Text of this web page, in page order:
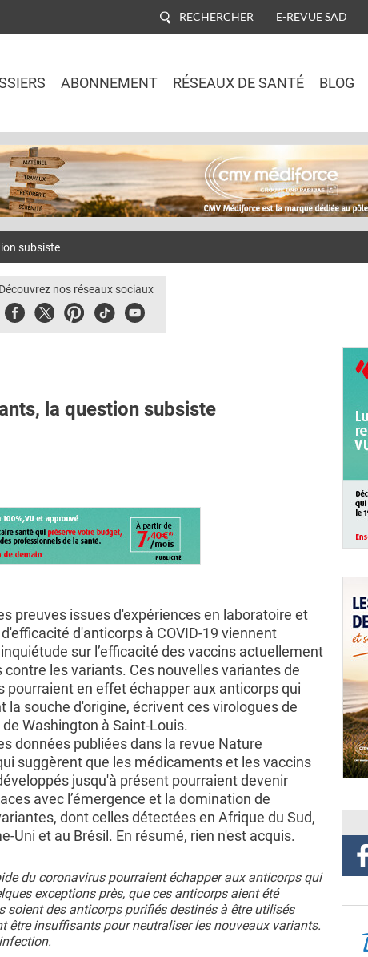
RECHERCHER E-REVUE SAD
ABONNEMENT RÉSEAUX DE SANTÉ BLOG
subsiste
Découvrez nos réseaux sociaux
FacebookTwitterPinterest
TiktokYoubute
la question subsiste
preuves issues d'expériences en laboratoire et
d'efficacité d'anticorps à COVID-19 viennent
sur l’efficacité des vaccins actuellement
contre les variants. Ces nouvelles variantes de
pourraient en effet échapper aux anticorps qui
la souche d'origine, écrivent ces virologues de
de Washington à Saint-Louis.
données publiées dans la revue Nature
suggèrent que les médicaments et les vaccins
jusqu'à présent pourraient devenir
avec l’émergence et la domination de
dont celles détectées en Afrique du Sud,
Uni et au Brésil. En résumé, rien n'est acquis.
du coronavirus pourraient échapper aux anticorps qui
exceptions près, que ces anticorps aient été
des anticorps purifiés destinés à être utilisés
être insuffisants pour neutraliser les nouveaux variants.